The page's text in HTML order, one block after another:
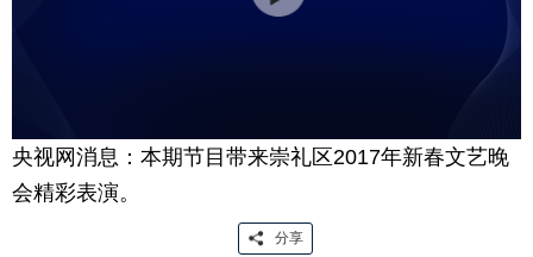
央视网消息：本期节目带来崇礼区2017年新春文艺晚
会精彩表演。
分享